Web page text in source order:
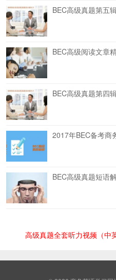
BEC高级真题第五
BEC高级阅读文章
BEC高级真题第四
2017年BEC备考商
BEC高级真题短语
高级真题全套听力视频（中